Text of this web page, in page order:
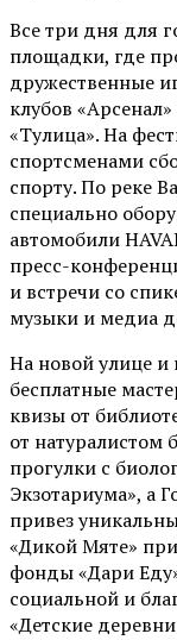
Все три дня для
площадки, где
дружественные
клубов
«Тулица». На
спортсменами
спорту. По реке
специально
автомобили
пресс-
и встречи со
музыки и медиа
На новой улице
бесплатные
квизы от
от натуралистом
прогулки с
Экзотариума», а
привез
«Дикой Мяте»
фонды «Дари
социальной и
«Детские